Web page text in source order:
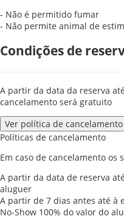
- Não é permitido fumar
- Não permite animal de
Condições de
A partir da data da reserva
cancelamento será gratuito
Ver política de cancelamento
Políticas de cancelamento
Em caso de cancelamento os
A partir da data de reserva
aluguer
A partir de 7 dias antes até à
No-Show 100% do valor do